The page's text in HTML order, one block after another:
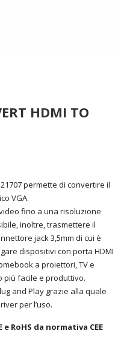
HDMI TO
permette di convertire il
VGA.
fino a una risoluzione
inoltre, trasmettere il
jack 3,5mm di cui è
dispositivi con porta HDMI
a proiettori, TV e
più facile e produttivo.
and Play grazie alla quale
per l’uso.
RoHS da normativa CEE